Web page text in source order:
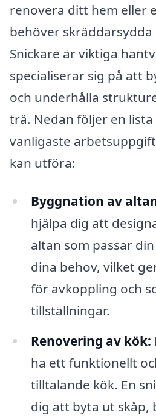
renovera ditt hem eller
behöver skräddarsydda
Snickare är viktiga
specialiserar sig på att
och underhålla
trä. Nedan följer en
vanligaste
kan utföra:
Byggnation av
hjälpa dig att
altan som passar
dina behov, vilket
för avkoppling och
tillställningar.
Renovering av kök:
ha ett funktionellt
tilltalande kök. En
dig att byta ut skåp,